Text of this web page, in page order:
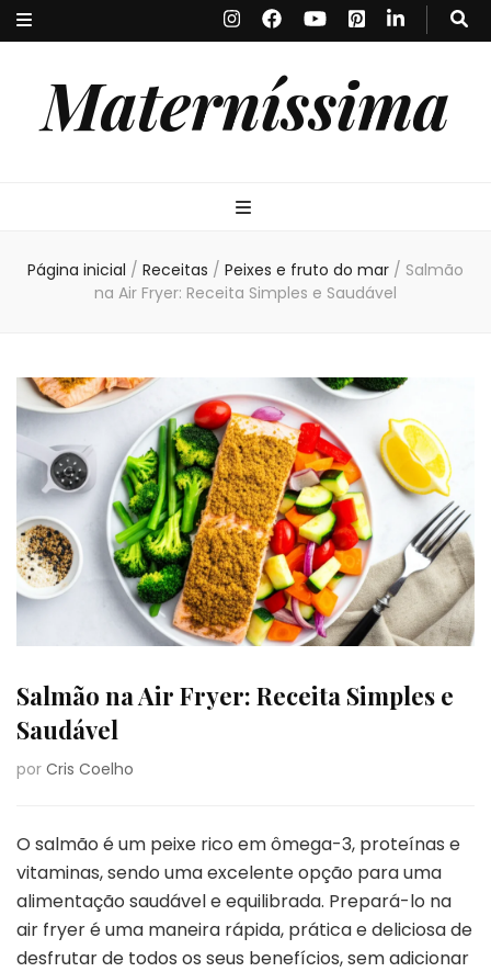
Materníssima
Página inicial / Receitas / Peixes e fruto do mar / Salmão
na Air Fryer: Receita Simples e Saudável
Salmão na Air Fryer: Receita Simples e
Saudável
por Cris Coelho
O salmão é um peixe rico em ômega-3, proteínas e
vitaminas, sendo uma excelente opção para uma
alimentação saudável e equilibrada. Prepará-lo na
air fryer é uma maneira rápida, prática e deliciosa de
desfrutar de todos os seus benefícios, sem adicionar